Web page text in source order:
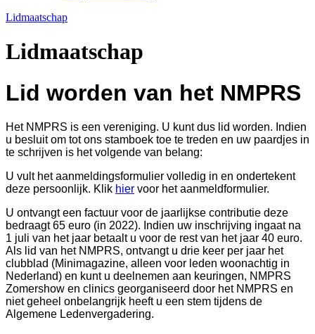
Lidmaatschap
Lidmaatschap
Lid worden van het NMPRS
Het NMPRS is een vereniging. U kunt dus lid worden. Indien
u besluit om tot ons stamboek toe te treden en uw paardjes in
te schrijven is het volgende van belang:
U vult het aanmeldingsformulier volledig in en ondertekent
deze persoonlijk. Klik hier voor het aanmeldformulier.
U ontvangt een factuur voor de jaarlijkse contributie deze
bedraagt 65 euro (in 2022). Indien uw inschrijving ingaat na
1 juli van het jaar betaalt u voor de rest van het jaar 40 euro.
Als lid van het NMPRS, ontvangt u drie keer per jaar het
clubblad (Minimagazine, alleen voor leden woonachtig in
Nederland) en kunt u deelnemen aan keuringen, NMPRS
Zomershow en clinics georganiseerd door het NMPRS en
niet geheel onbelangrijk heeft u een stem tijdens de
Algemene Ledenvergadering.